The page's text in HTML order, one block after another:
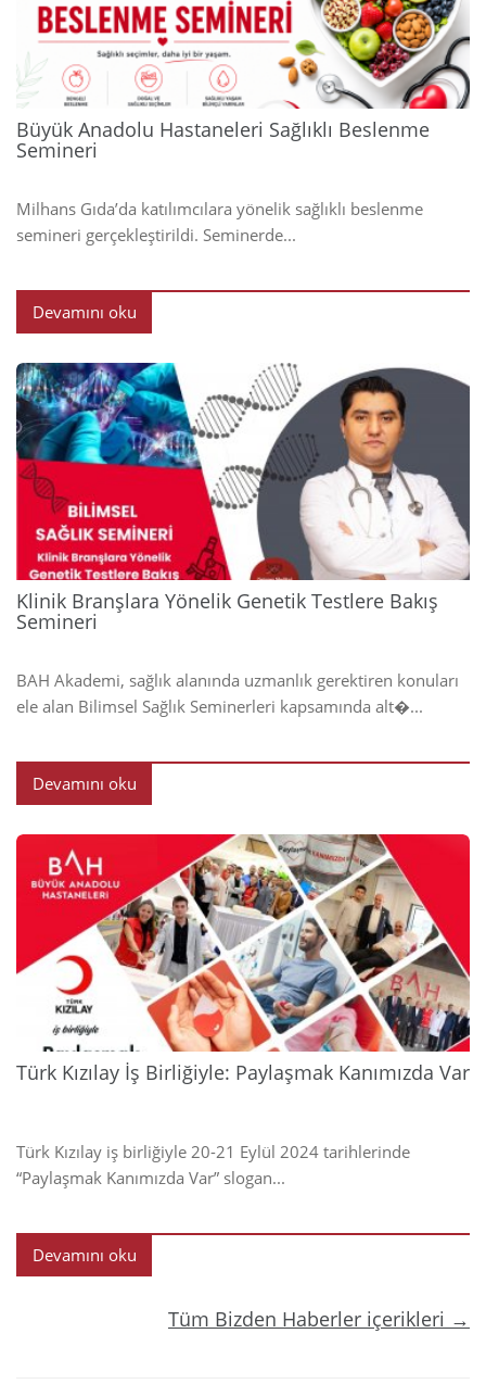
2024
Büyük Anadolu Hastaneleri Sağlıklı Beslenme
Semineri
Milhans Gıda’da katılımcılara yönelik sağlıklı beslenme
semineri gerçekleştirildi. Seminerde...
Devamını oku
Klinik Branşlara Yönelik Genetik Testlere Bakış
Semineri
BAH Akademi, sağlık alanında uzmanlık gerektiren konuları
ele alan Bilimsel Sağlık Seminerleri kapsamında alt�...
Devamını oku
2024
Türk Kızılay İş Birliğiyle: Paylaşmak Kanımızda Var
Türk Kızılay iş birliğiyle 20-21 Eylül 2024 tarihlerinde
“Paylaşmak Kanımızda Var” slogan...
Devamını oku
Tüm Bizden Haberler içerikleri →